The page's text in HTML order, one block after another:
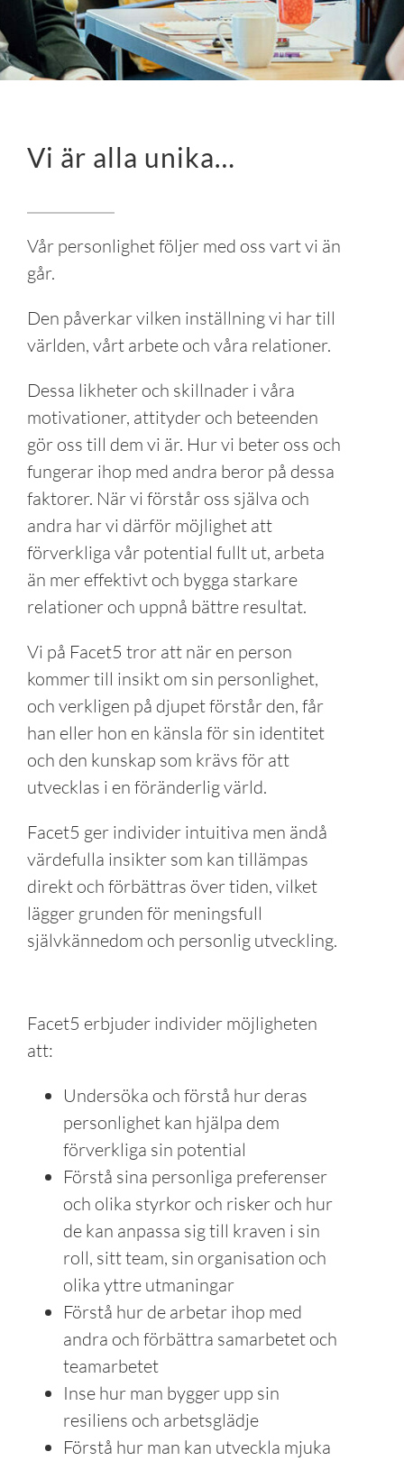
Insikter
Evenemang
LOGGA IN
SE
Vi är alla unika…
Vår personlighet följer med oss vart vi än
går.
Den påverkar vilken inställning vi har till
världen, vårt arbete och våra relationer.
Dessa likheter och skillnader i våra
motivationer, attityder och beteenden
gör oss till dem vi är. Hur vi beter oss och
fungerar ihop med andra beror på dessa
faktorer. När vi förstår oss själva och
andra har vi därför möjlighet att
förverkliga vår potential fullt ut, arbeta
än mer effektivt och bygga starkare
relationer och uppnå bättre resultat.
Vi på Facet5 tror att när en person
kommer till insikt om sin personlighet,
och verkligen på djupet förstår den, får
han eller hon en känsla för sin identitet
och den kunskap som krävs för att
utvecklas i en föränderlig värld.
Facet5 ger individer intuitiva men ändå
värdefulla insikter som kan tillämpas
direkt och förbättras över tiden, vilket
lägger grunden för meningsfull
självkännedom och personlig utveckling.
Facet5 erbjuder individer möjligheten
att:
Undersöka och förstå hur deras
personlighet kan hjälpa dem
förverkliga sin potential
Förstå sina personliga preferenser
och olika styrkor och risker och hur
de kan anpassa sig till kraven i sin
roll, sitt team, sin organisation och
olika yttre utmaningar
Förstå hur de arbetar ihop med
andra och förbättra samarbetet och
teamarbetet
Inse hur man bygger upp sin
resiliens och arbetsglädje
Förstå hur man kan utveckla mjuka